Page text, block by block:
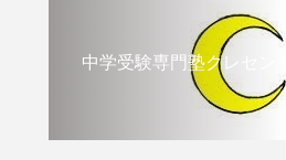
中学受験専門塾クレセント